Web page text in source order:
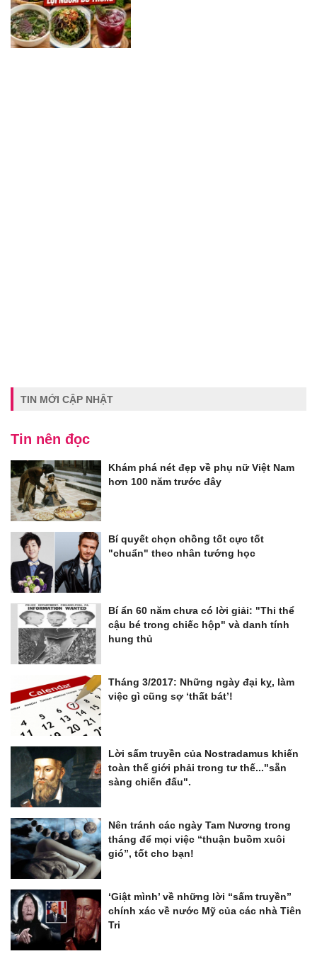
TIN MỚI CẬP NHẬT
Tin nên đọc
Khám phá nét đẹp về phụ nữ Việt Nam
hơn 100 năm trước đây
Bí quyết chọn chồng tốt cực tốt
"chuẩn" theo nhân tướng học
Bí ẩn 60 năm chưa có lời giải: "Thi thể
cậu bé trong chiếc hộp" và danh tính
hung thủ
Tháng 3/2017: Những ngày đại kỵ, làm
việc gì cũng sợ ‘thất bát’!
Lời sấm truyền của Nostradamus khiến
toàn thế giới phải trong tư thế..."sẵn
sàng chiến đấu".
Nên tránh các ngày Tam Nương trong
tháng để mọi việc “thuận buồm xuôi
gió”, tốt cho bạn!
‘Giật mình’ về những lời “sấm truyền”
chính xác về nước Mỹ của các nhà Tiên
Tri